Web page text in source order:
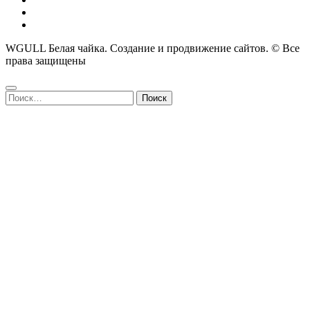
WGULL Белая чайка. Создание и продвижение сайтов. © Все
права защищены
Найти: